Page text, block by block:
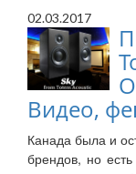
02.03.2017
Видео,
Канада была и
брендов, но